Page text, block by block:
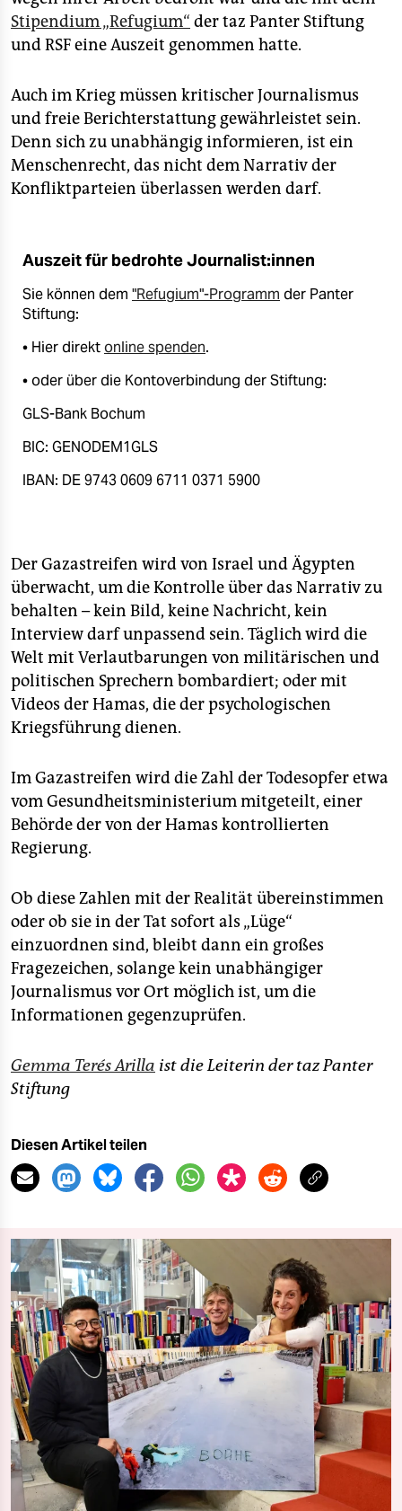
Stipendium „Refugium“ der taz Panter Stiftung
und RSF eine Auszeit genommen hatte.
Auch im Krieg müssen kritischer Journalismus
und freie Bericht­erstattung gewährleistet sein.
Denn sich zu unabhängig informieren, ist ein
Menschenrecht, das nicht dem Narrativ der
Konfliktparteien überlassen werden darf.
Auszeit für bedrohte Journalist:innen
Sie können dem "Refugium"-Programm der Panter
Stiftung:
• Hier direktonline spenden.
• oder über die Kontoverbindung der Stiftung:
GLS-Bank Bochum
BIC: GENODEM1GLS
IBAN: DE 9743 0609 6711 0371 5900
Der Gazastreifen wird von Israel und Ägypten
überwacht, um die Kontrolle über das Narrativ zu
behalten – kein Bild, keine Nachricht, kein
Interview darf unpassend sein. Täglich wird die
Welt mit Verlautbarungen von militärischen und
politischen Sprechern bombardiert; oder mit
Videos der Hamas, die der psychologischen
Kriegsführung dienen.
Im Gazastreifen wird die Zahl der Todesopfer etwa
vom Gesundheitsministerium mitgeteilt, einer
Behörde der von der Hamas kontrollierten
Regierung.
Ob diese Zahlen mit der Realität übereinstimmen
oder ob sie in der Tat sofort als „Lüge“
einzuordnen sind, bleibt dann ein großes
Fragezeichen, solange kein unabhängiger
Journalismus vor Ort möglich ist, um die
Informationen gegenzuprüfen.
Gemma Terés Arilla ist die Leiterin der taz Panter
Stiftung
Diesen Artikel teilen